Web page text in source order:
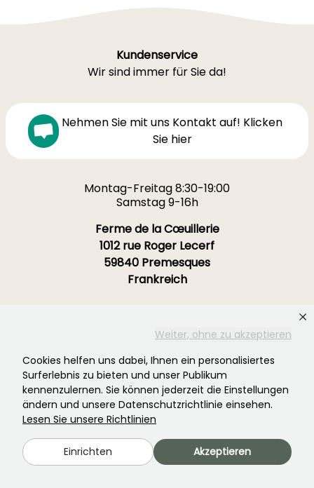
Weiter, ohne zu akzeptieren
Cookies helfen uns dabei, Ihnen ein personalisiertes
Surferlebnis zu bieten und unser Publikum
kennenzulernen. Sie können jederzeit die Einstellungen
ändern und unsere Datenschutzrichtlinie einsehen.
Lesen Sie unsere Richtlinien
Einrichten Akzeptieren
Kundenservice
Wir sind immer für Sie da!
Nehmen Sie mit uns Kontakt auf! Klicken
Sie hier
Montag-Freitag 8:30-19:00
Samstag 9-16h
Ferme de la Cœuillerie
1012 rue Roger Lecerf
59840 Premesques
Frankreich
IHRE ERFAHRUNG IST UNS WICHTIG
.
4,4/5